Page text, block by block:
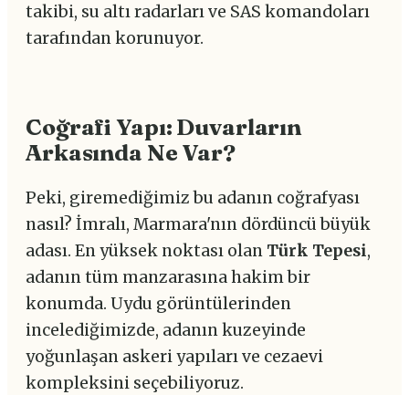
takibi, su altı radarları ve SAS komandoları
tarafından korunuyor.
Coğrafi Yapı: Duvarların
Arkasında Ne Var?
Peki, giremediğimiz bu adanın coğrafyası
nasıl? İmralı, Marmara'nın dördüncü büyük
adası. En yüksek noktası olan Türk Tepesi,
adanın tüm manzarasına hakim bir
konumda. Uydu görüntülerinden
incelediğimizde, adanın kuzeyinde
yoğunlaşan askeri yapıları ve cezaevi
kompleksini seçebiliyoruz.